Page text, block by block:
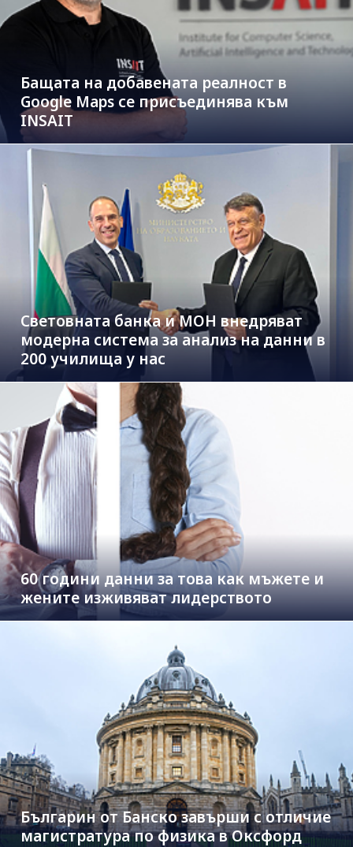
Бащата на добавената реалност в
Google Maps се присъединява към
INSAIT
Световната банка и МОН внедряват
модерна система за анализ на данни в
200 училища у нас
60 години данни за това как мъжете и
жените изживяват лидерството
Българин от Банско завърши с отличие
магистратура по физика в Оксфорд